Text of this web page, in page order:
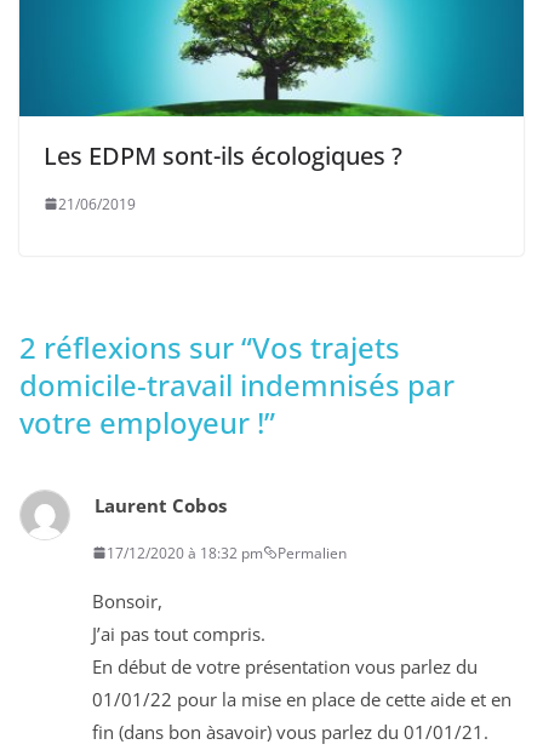
Les EDPM sont-ils écologiques ?
21/06/2019
2 réflexions sur “Vos trajets
domicile-travail indemnisés par
votre employeur !”
Laurent Cobos
17/12/2020 à 18:32 pm Permalien
Bonsoir,
J’ai pas tout compris.
En début de votre présentation vous parlez du
01/01/22 pour la mise en place de cette aide et en
fin (dans bon àsavoir) vous parlez du 01/01/21.